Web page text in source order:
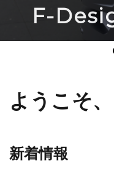
F-
ようこそ、
新着情報